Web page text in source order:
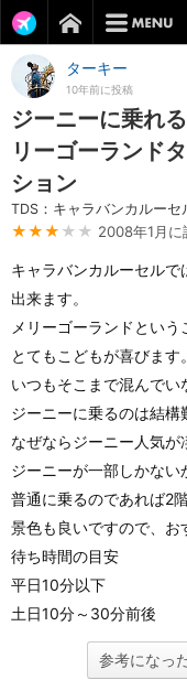
ターキー
10年前に投稿
ジーニーに乗れ
リーゴーランド
ション
TDS：キャラバンカルーセ
★★★ ★★ 2008年1月に
キャラバンカルーセル
出来ます。
メリーゴーランドという
とてもこどもが喜びます。
いつもそこまで混んでい
ジーニーに乗るのは結構
なぜならジーニー人気が
ジーニーが一部しかない
普通に乗るのであれば2
景色も良いですので、お
待ち時間の目安
平日10分以下
土日10分～30分前後
参考になっ